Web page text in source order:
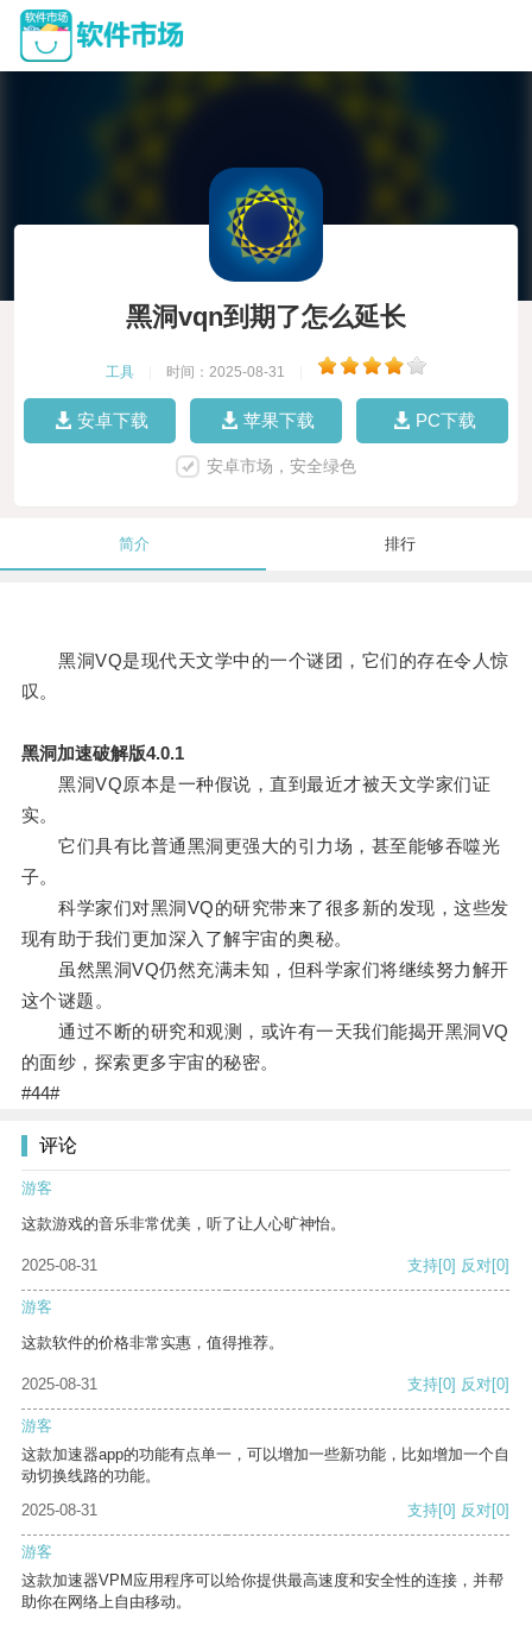
黑洞vqn到期了怎么延长
工具 时间：2025-08-31
安卓下载 苹果下载 PC下载
安卓市场，安全绿色
简介 排行
黑洞VQ是现代天文学中的一个谜团，它们的存在令人惊
叹。
黑洞加速破解版4.0.1
黑洞VQ原本是一种假说，直到最近才被天文学家们证
实。
它们具有比普通黑洞更强大的引力场，甚至能够吞噬光
子。
科学家们对黑洞VQ的研究带来了很多新的发现，这些发
现有助于我们更加深入了解宇宙的奥秘。
虽然黑洞VQ仍然充满未知，但科学家们将继续努力解开
这个谜题。
通过不断的研究和观测，或许有一天我们能揭开黑洞VQ
的面纱，探索更多宇宙的秘密。
#44#
评论
游客
这款游戏的音乐非常优美，听了让人心旷神怡。
2025-08-31 支持[0] 反对[0]
游客
这款软件的价格非常实惠，值得推荐。
2025-08-31 支持[0] 反对[0]
游客
这款加速器app的功能有点单一，可以增加一些新功能，比如增加一个自
动切换线路的功能。
2025-08-31
支持[0] 反对[0]
游客
这款加速器VPM应用程序可以给你提供最高速度和安全性的连接，并帮
助你在网络上自由移动。